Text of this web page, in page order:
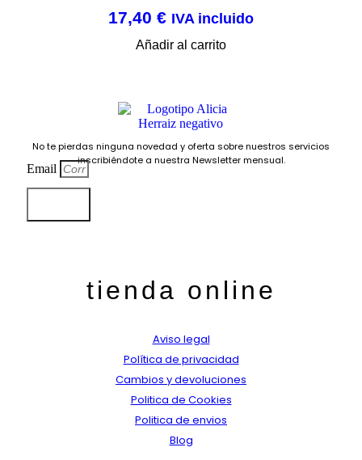
17,40 € IVA incluido
Añadir al carrito
No te pierdas ninguna novedad y oferta sobre nuestros servicios
inscribiéndote a nuestra Newsletter mensual.
Email
tienda online
Aviso legal
Política de privacidad
Cambios y devoluciones
Politica de Cookies
Politica de envios
Blog